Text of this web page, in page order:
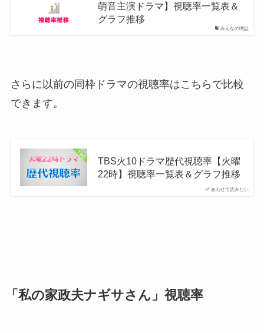
みんなの噂話
萌音主演ドラマ】視聴率一覧表＆
グラフ推移
さらに以前の同枠ドラマの視聴率はこちらで比較
できます。
あわせて読みたい
TBS火10ドラマ歴代視聴率【火曜
22時】視聴率一覧表＆グラフ推移
「私の家政夫ナギサさん」視聴率